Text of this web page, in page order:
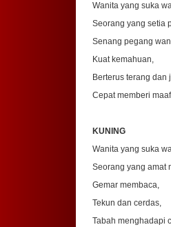
Wanita yang suka
Seorang yang setia
Senang pegang
Kuat kemahuan,
Berterus terang dan
Cepat memberi
KUNING
Wanita yang suka
Seorang yang amat
Gemar membaca,
Tekun dan cerdas,
Tabah menghadapi